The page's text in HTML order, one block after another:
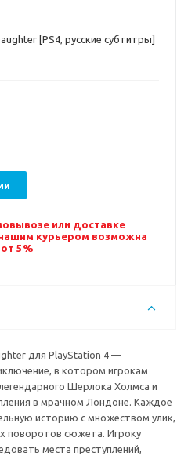
[PS4, русские субтитры]
или доставке
курьером возможна
5%
для PlayStation 4 —
в котором игрокам
Шерлока Холмса и
в мрачном Лондоне. Каждое
историю с множеством улик,
поворотов сюжета. Игроку
места преступлений,